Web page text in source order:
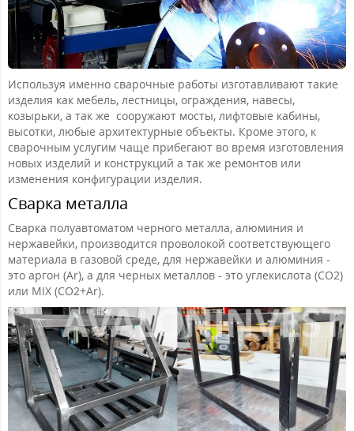
Используя именно сварочные работы изготавливают такие
изделия как мебель, лестницы, ограждения, навесы,
козырьки, а так же сооружают мосты, лифтовые кабины,
высотки, любые архитектурные объекты. Кроме этого, к
сварочным услугим чаще прибегают во время изготовления
новых изделий и конструкций а так же ремонтов или
изменения конфигурации изделия.
Сварка металла
Сварка полуавтоматом черного металла, алюминия и
нержавейки, производится проволокой соответствующего
материала в газовой среде, для нержавейки и алюминия -
это аргон (Ar), а для черных металлов - это углекислота (CO2)
или MIX (CO2+Ar).